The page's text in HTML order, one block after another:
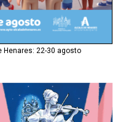
Henares: 22-30 agosto